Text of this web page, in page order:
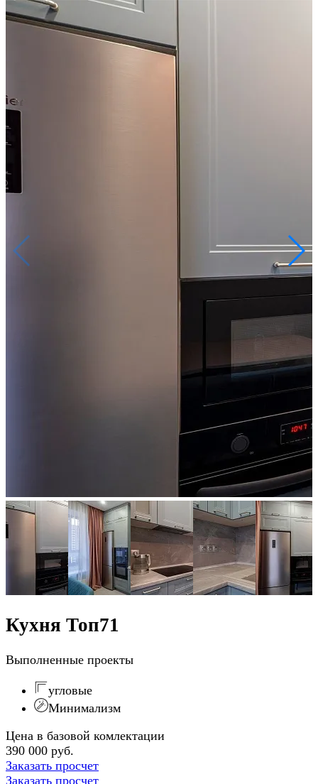
Кухня Топ71
Выполненные проекты
угловые
Минимализм
Цена в базовой комлектации
390 000 руб.
Заказать просчет
Заказать просчет